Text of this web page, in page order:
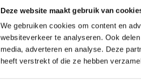
Deze website maakt gebruik van
We gebruiken cookies om content en
websiteverkeer te analyseren. Ook
media, adverteren en analyse. Deze
heeft verstrekt of die ze hebben